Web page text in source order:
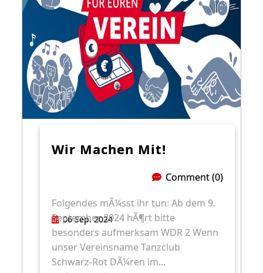
Wir Machen Mit!
06 Sep. 2024
Comment (0)
Folgendes mÃ¼sst ihr tun: Ab dem 9.
September 2024 hÃ¶rt bitte
besonders aufmerksam WDR 2 Wenn
unser Vereinsname Tanzclub
Schwarz-Rot DÃ¼ren im…